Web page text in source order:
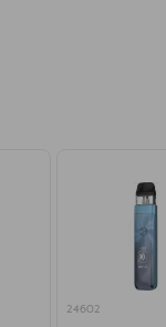
24602